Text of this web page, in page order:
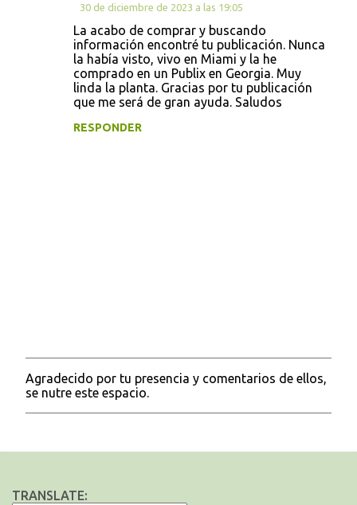
30 de diciembre de 2023 a las 19:05
La acabo de comprar y buscando
información encontré tu publicación. Nunca
la había visto, vivo en Miami y la he
comprado en un Publix en Georgia. Muy
linda la planta. Gracias por tu publicación
que me será de gran ayuda. Saludos
RESPONDER
P
u
b
c
u
Agradecido por tu presencia y comentarios de ellos,
se nutre este espacio.
TRANSLATE: